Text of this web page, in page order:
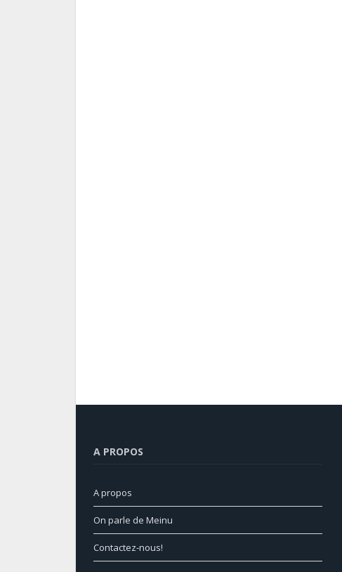
A PROPOS
A propos
On parle de Meinu
Contactez-nous!